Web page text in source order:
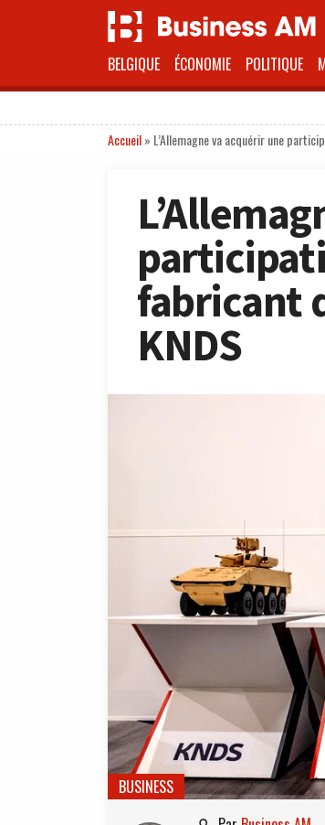
BELGIQUE ÉCONOMIE POLITIQUE
Accueil» L’Allemagne va acquérir une
fabricant
KNDS
BUSINESS